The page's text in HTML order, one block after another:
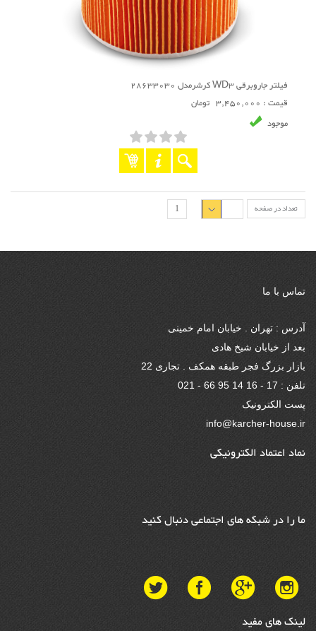
فیلتر جاروبرقی WD3 کرشرمدل 28633030
قیمت : 3,450,000 تومان
موجود
تعداد در صفحه 1
تماس با ما
آدرس : تهران . خیابان امام خمینی
بعد از خیابان شیخ هادی
بازار بزرگ فجر طبقه همکف . تجاری 22
تلفن : 17 - 16 14 95 66 - 021
پست الکترونیک
info@karcher-house.ir
نماد اعتماد الکترونیکی
ما را در شبکه های اجتماعی دنبال کنید
لینک های مفید